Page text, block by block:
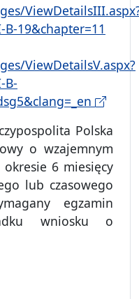
B-19&chapter=11
ViewDetailsV.aspx?
B-
Polska
o wzajemnym
6 miesięcy
lub czasowego
egzamin
wniosku o